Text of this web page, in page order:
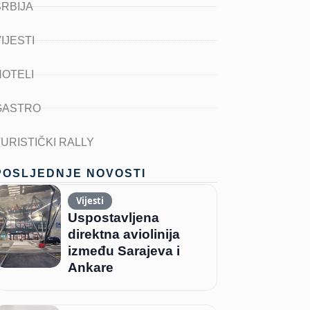
RALLY
NOVOSTI
Vijesti
Uspostavljena
direktna aviolinija
između Sarajeva i
Ankare